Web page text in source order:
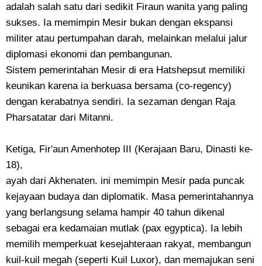
adalah salah satu dari sedikit Firaun wanita yang paling
sukses. Ia memimpin Mesir bukan dengan ekspansi
militer atau pertumpahan darah, melainkan melalui jalur
diplomasi ekonomi dan pembangunan.
Sistem pemerintahan Mesir di era Hatshepsut memiliki
keunikan karena ia berkuasa bersama (co-regency)
dengan kerabatnya sendiri. Ia sezaman dengan Raja
Pharsatatar dari Mitanni.
​Ketiga, Fir'aun Amenhotep III (Kerajaan Baru, Dinasti ke-
18),
ayah dari Akhenaten. ini memimpin Mesir pada puncak
kejayaan budaya dan diplomatik. Masa pemerintahannya
yang berlangsung selama hampir 40 tahun dikenal
sebagai era kedamaian mutlak (pax egyptica). Ia lebih
memilih memperkuat kesejahteraan rakyat, membangun
kuil-kuil megah (seperti Kuil Luxor), dan memajukan seni